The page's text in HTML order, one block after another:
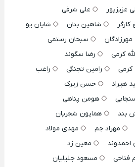
عزیزپور
علی شرفی
شاهین بنان
شایان یو
سبحان رستمی
کرمی
رضا سگوند
کرمی رامین تجنگی
راغب
هیراد
حسن زیرک
هومن پناهی
بند
همایون شجریان
مهراد جم
مهدی مولاد
احمدوند
معین زد
فتاحی
مسعود جلیلیان